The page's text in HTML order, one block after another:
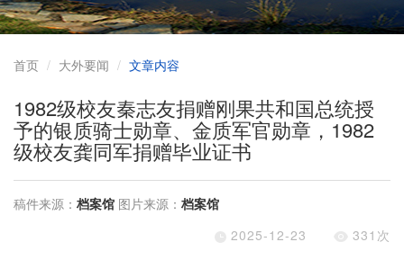
首页 大外要闻 文章内容
1982级校友秦志友捐赠刚果共和国总统授
予的银质骑士勋章、金质军官勋章，1982
级校友龚同军捐赠毕业证书
稿件来源： 档案馆 图片来源： 档案馆
2025-12-23
331 次